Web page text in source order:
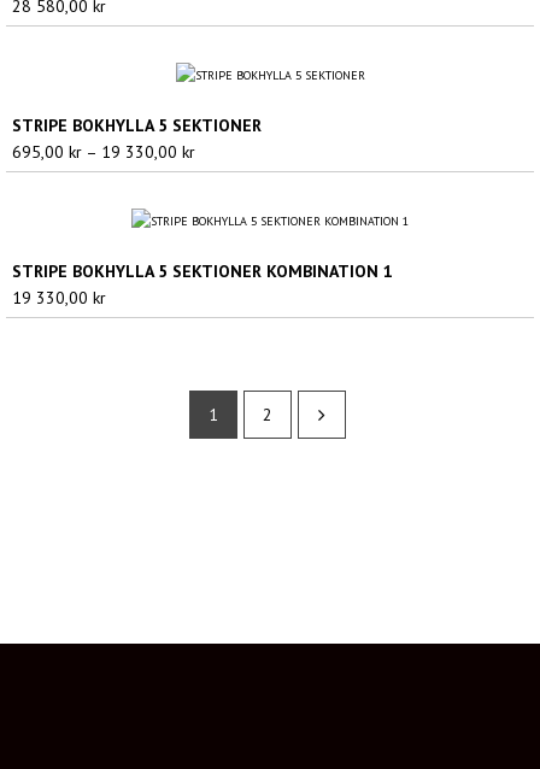
28 580,00 kr
STRIPE BOKHYLLA 5 SEKTIONER
695,00 kr – 19 330,00 krPrisintervall:
695,00 kr
19
STRIPE BOKHYLLA 5 SEKTIONER KOMBINATION 1
19 330,00 kr
1 2